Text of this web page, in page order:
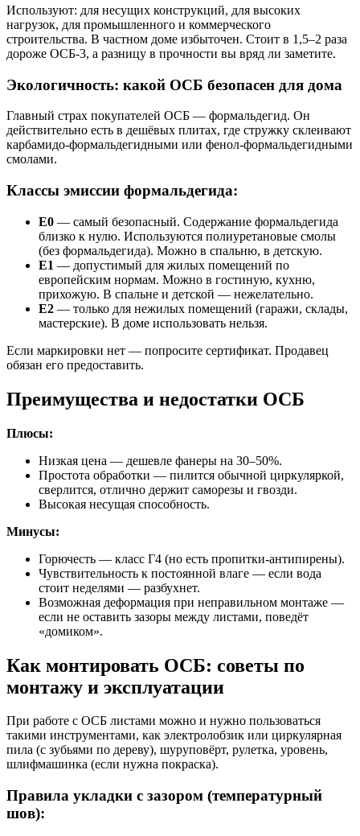
Используют: для несущих конструкций, для высоких
нагрузок, для промышленного и коммерческого
строительства. В частном доме избыточен. Стоит в 1,5–2 раза
дороже ОСБ-3, а разницу в прочности вы вряд ли заметите.
Экологичность: какой ОСБ безопасен для дома
Главный страх покупателей ОСБ — формальдегид. Он
действительно есть в дешёвых плитах, где стружку склеивают
карбамидо-формальдегидными или фенол-формальдегидными
смолами.
Классы эмиссии формальдегида:
Е0 — самый безопасный. Содержание формальдегида
близко к нулю. Используются полиуретановые смолы
(без формальдегида). Можно в спальню, в детскую.
Е1 — допустимый для жилых помещений по
европейским нормам. Можно в гостиную, кухню,
прихожую. В спальне и детской — нежелательно.
Е2 — только для нежилых помещений (гаражи, склады,
мастерские). В доме использовать нельзя.
Если маркировки нет — попросите сертификат. Продавец
обязан его предоставить.
Преимущества и недостатки ОСБ
Плюсы:
Низкая цена — дешевле фанеры на 30–50%.
Простота обработки — пилится обычной циркуляркой,
сверлится, отлично держит саморезы и гвозди.
Высокая несущая способность.
Минусы:
Горючесть — класс Г4 (но есть пропитки-антипирены).
Чувствительность к постоянной влаге — если вода
стоит неделями — разбухнет.
Возможная деформация при неправильном монтаже —
если не оставить зазоры между листами, поведёт
«домиком».
Как монтировать ОСБ: советы по
монтажу и эксплуатации
При работе с ОСБ листами можно и нужно пользоваться
такими инструментами, как электролобзик или циркулярная
пила (с зубьями по дереву), шуруповёрт, рулетка, уровень,
шлифмашинка (если нужна покраска).
Правила укладки с зазором (температурный
шов):